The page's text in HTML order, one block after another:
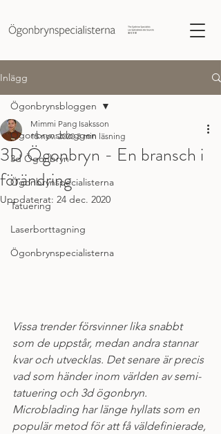
Inlägg
Ögonbrynsbloggen
3d Ögonbryn
Ögonbrynspecialisterna
Tatuering
Laserborttagning
Ögonbrynspecialisterna
Ögonbrynsbloggen
3D Ögonbryn - En bransch i
förändring
Mimmi Pang Isaksson
15 nov. 2020 3 min läsning
Uppdaterat: 24 dec. 2020
Vissa trender försvinner lika snabbt
som de uppstår, medan andra stannar
kvar och utvecklas. Det senare är precis
vad som händer inom världen av semi-
tatuering och 3d ögonbryn.
Microblading har länge hyllats som en
populär metod för att få väldefinierade,